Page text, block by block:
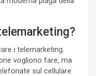
i telemarketing.
vogliono fare, ma
sul cellulare